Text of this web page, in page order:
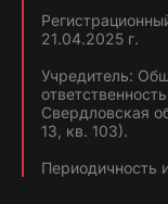
21.04.2025 г.
Учредитель:
Свердловская
13, кв. 103).
Периодичность